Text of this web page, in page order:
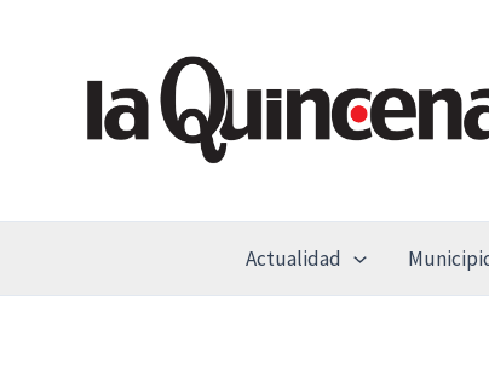
contenido
Actualidad